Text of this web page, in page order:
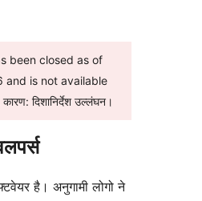
been closed as of
and is not available
दिशानिर्देश उल्लंघन।
है। अनुगामी लोगो ने